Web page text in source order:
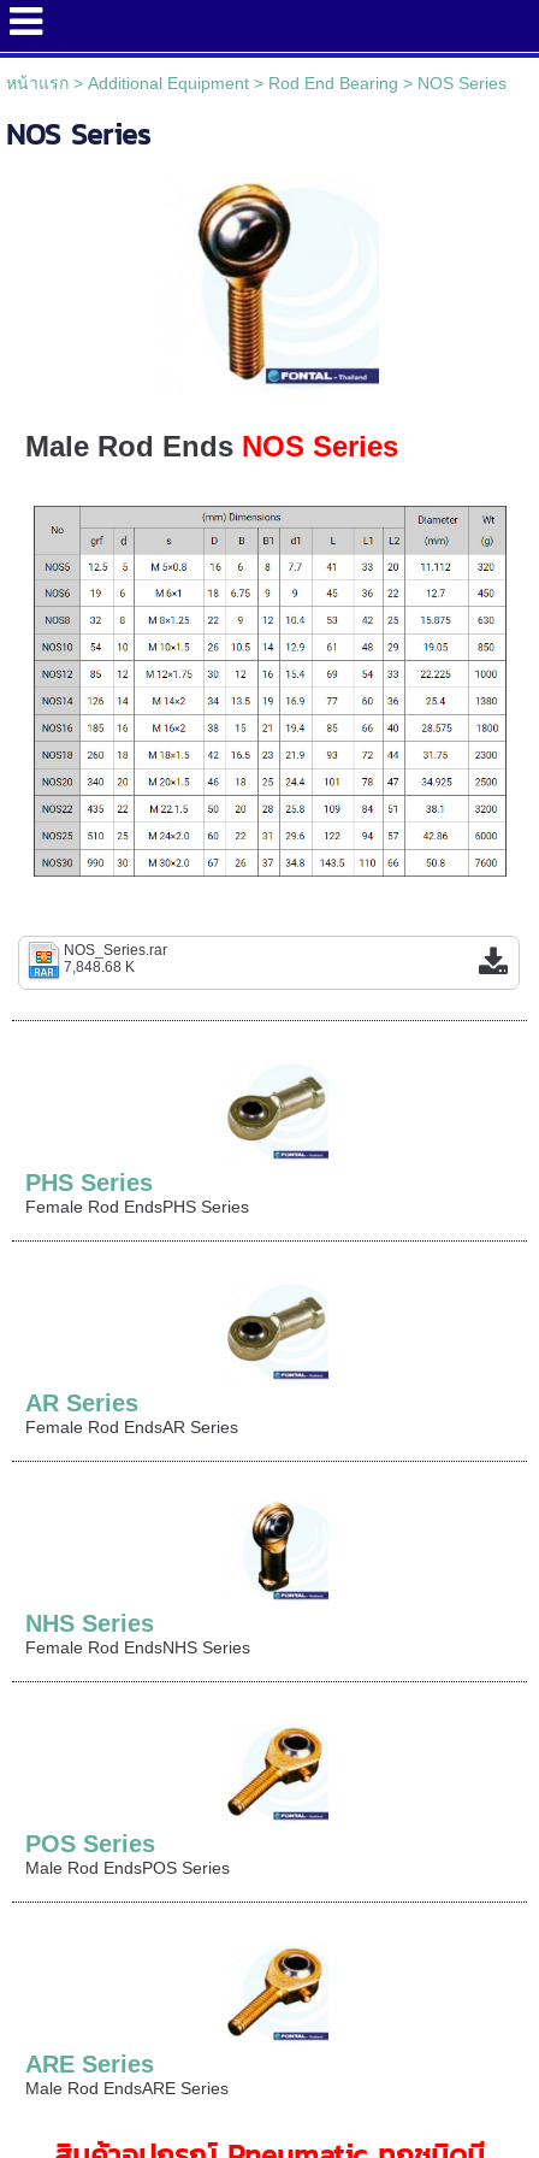
หน้าแรก> Additional Equipment> Rod End Bearing > NOS Series
NOS Series
Male Rod Ends NOS Series
NOS_Series.rar
7,848.68 K
PHS Series
Female Rod EndsPHS Series
AR Series
Female Rod EndsAR Series
NHS Series
Female Rod EndsNHS Series
POS Series
Male Rod EndsPOS Series
ARE Series
Male Rod EndsARE Series